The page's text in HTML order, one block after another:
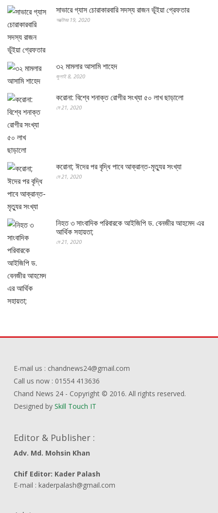
সাভারে গ্যাস চোরাকারবারি সদস্য রাজন ভূঁইয়া গ্রেফতার
অক্টোবর 19, 2020
৩২ মামলার আসামি শাহেদ
জুলাই 8, 2020
করোনা: বিশ্বে শনাক্ত রোগীর সংখ্যা ৫০ লাখ ছাড়ালো
মে 21, 2020
করোনা; ঈদের পর বৃদ্ধি পাবে আক্রান্ত-মৃত্যুর সংখ্যা
মে 21, 2020
নিহত ৩ সাংবাদিক পরিবারকে আইজিপি ড. বেনজীর আহমেদ এর
আর্থিক সহায়তা;
মে 21, 2020
E-mail us : chandnews24@gmail.com
Call us now : 01554 413636
Chand News 24 - Copyright © 2016. All rights reserved.
Designed bySkill Touch IT
Editor & Publisher :
Adv. Md. Mohsin Khan
Chif Editor: Kader Palash
E-mail : kaderpalash@gmail.com